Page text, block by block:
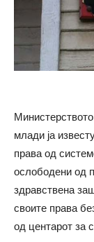
млади ја
права од
ослободени од
здравствена
своите права
од центарот за